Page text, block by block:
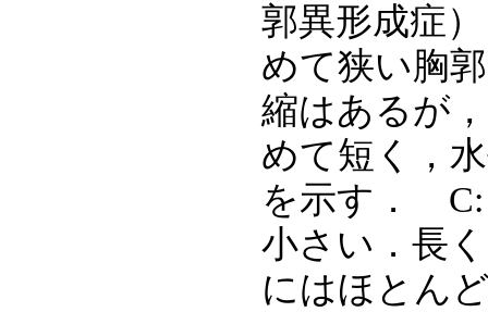
郭異形成症
めて狭い胸
縮はあるが
めて短く，
を示す． C:
小さい．長
にはほとん